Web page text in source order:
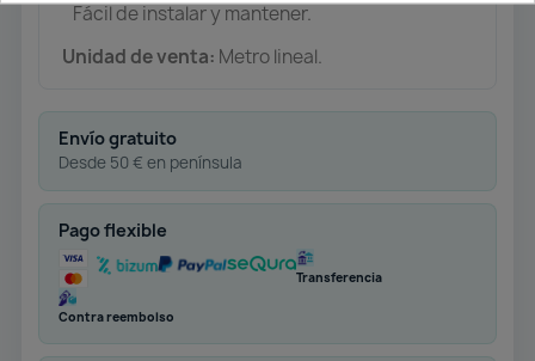
Fácil de instalar y mantener.
Unidad de venta: Metro lineal.
Envío gratuito
Desde 50 € en península
Pago flexible
Transferencia
Contra reembolso